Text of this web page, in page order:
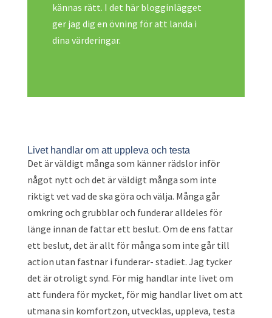
kännas rätt. I det här blogginlägget
ger jag dig en övning för att landa i
dina värderingar.
Livet handlar om att uppleva och testa
Det är väldigt många som känner rädslor inför
något nytt och det är väldigt många som inte
riktigt vet vad de ska göra och välja. Många går
omkring och grubblar och funderar alldeles för
länge innan de fattar ett beslut. Om de ens fattar
ett beslut, det är allt för många som inte går till
action utan fastnar i funderar- stadiet. Jag tycker
det är otroligt synd. För mig handlar inte livet om
att fundera för mycket, för mig handlar livet om att
utmana sin komfortzon, utvecklas, uppleva, testa